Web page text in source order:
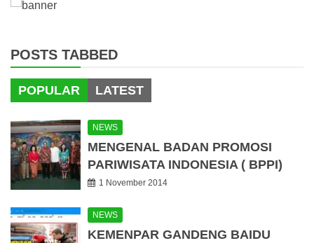
POSTS TABBED
POPULAR LATEST
NEWS
MENGENAL BADAN PROMOSI
PARIWISATA INDONESIA ( BPPI)
1 November 2014
NEWS
KEMENPAR GANDENG BAIDU